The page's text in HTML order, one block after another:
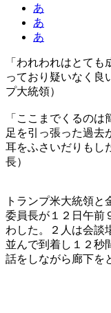
あ
あ
あ
「われわれはとて
っており疑いなく良
プ大統領）
「ここまでくるの
足を引っ張った過去
耳をふさいだりもし
長）
トランプ米大統領
委員長が１２日午前
わした。２人は会談
並んで到着し１２秒
話をしながら廊下を